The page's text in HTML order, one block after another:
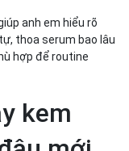
Simplicity
sau mụn?
da hấp thụ tốt
anh em hiểu rõ
thoa serum bao lâu
hợp để routine
kem